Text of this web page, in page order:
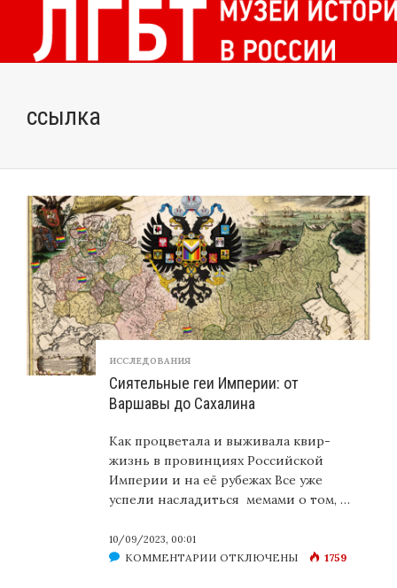
ссылка
ИССЛЕДОВАНИЯ
Сиятельные геи Империи: от
Варшавы до Сахалина
Как процветала и выживала квир-
жизнь в провинциях Российской
Империи и на её рубежах Все уже
успели насладиться мемами о том, …
10/09/2023, 00:01
КОММЕНТАРИИКОТКЛЮЧЕНЫ 1759